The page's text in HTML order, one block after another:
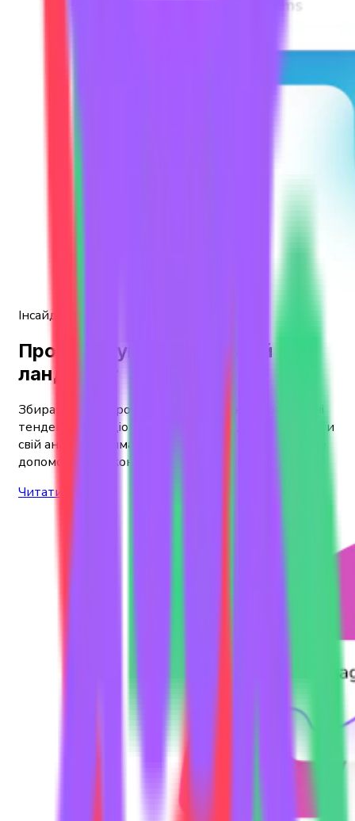
Інсайди галузі
Проаналізуйте соціальний
ландшафт
Збирайте дані про галузеві показники, географічні
тенденції та соціокультурні нюанси, щоб поглибити
свій аналіз і отримати більш глибоке розуміння, яке
допоможе вдосконалити інвестиційні стратегії.
Читати далі